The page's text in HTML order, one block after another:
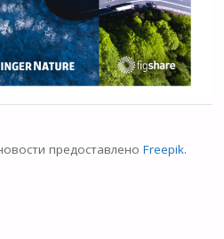
предоставлено Freepik.